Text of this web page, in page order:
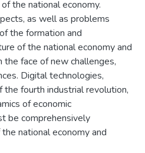
the national economy.
as well as problems
the formation and
of the national economy and
face of new challenges,
Digital technologies,
fourth industrial revolution,
of economic
be comprehensively
national economy and